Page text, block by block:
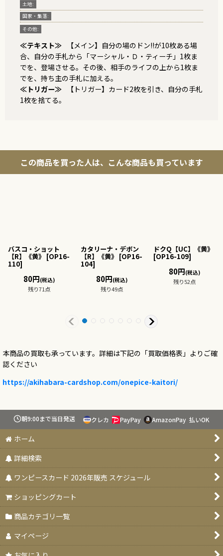
土地:
国家・集落:
その他:
≪テキスト≫
【メイン】自分の場のドン!!が10枚ある場
合、自分の手札から「マーシャル・Ｄ・ティーチ」1枚ま
でを、登場させる。その後、相手のライフの上から1枚ま
でを、持ち主の手札に加える。
≪トリガー≫
【トリガー】カード2枚を引き、自分の手札
1枚を捨てる。
この商品を買った人は、こんな商品も買っています
バスコ・ショット
【R】《黄》 [OP16-
110]
80円(税込)
残り71点
カタリーナ・デボン
【R】《黄》 [OP16-
104]
80円(税込)
残り49点
ドクQ【UC】《黄》
[OP16-109]
80円(税込)
残り52点
本商品の買取も承っています。詳細は下記の「買取価格表」よりご確
認ください
https://akihabara-cardshop.com/onepice-kaitori/
朝9:00まで当日発送 クレカ PayPay AmazonPay 払いOK
ホーム
詳細検索
ワンピースカード 2026年販売 スケジュール
ショッピングカート
商品カテゴリ一覧
マイページ